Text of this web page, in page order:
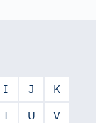
I J
K
T U
V